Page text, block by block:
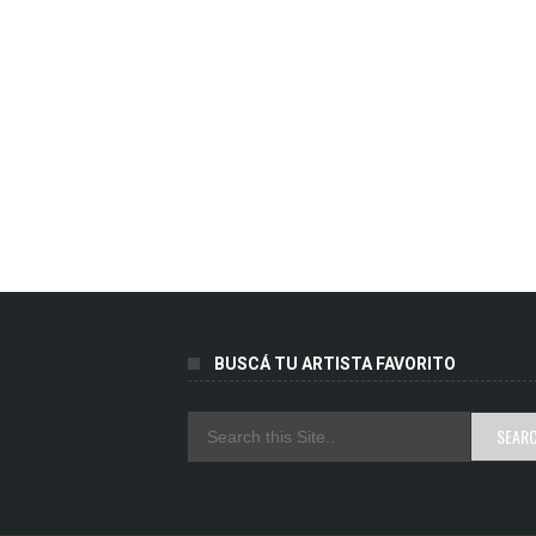
BUSCÁ TU ARTISTA FAVORITO